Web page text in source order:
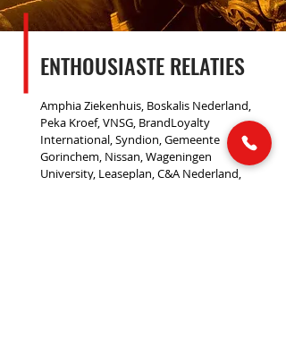
ENTHOUSIASTE RELATIES
Amphia Ziekenhuis, Boskalis Nederland,
Peka Kroef, VNSG, BrandLoyalty
International, Syndion, Gemeente
Gorinchem, Nissan, Wageningen
University, Leaseplan, C&A Nederland,